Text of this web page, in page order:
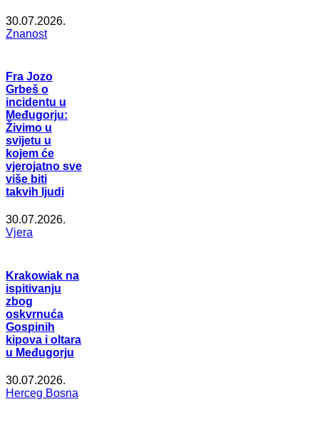
30.07.2026.
Znanost
Fra Jozo
Grbeš o
incidentu u
Međugorju:
Živimo u
svijetu u
kojem će
vjerojatno sve
više biti
takvih ljudi
30.07.2026.
Vjera
Krakowiak na
ispitivanju
zbog
oskvrnuća
Gospinih
kipova i oltara
u Međugorju
30.07.2026.
Herceg Bosna